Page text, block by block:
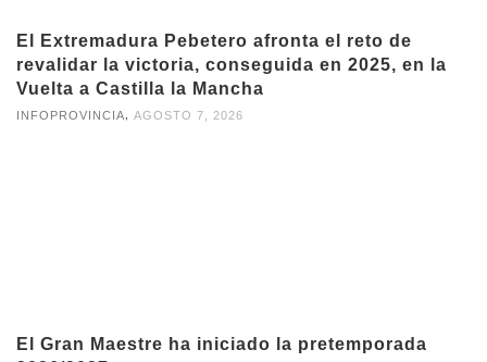
El Extremadura Pebetero afronta el reto de
revalidar la victoria, conseguida en 2025, en la
Vuelta a Castilla la Mancha
INFOPROVINCIA AGOSTO 7, 2026
El Gran Maestre ha iniciado la pretemporada